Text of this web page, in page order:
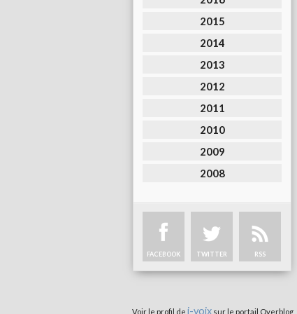
2015
2014
2013
2012
2011
2010
2009
2008
FACEBOOK TWITTER RSS
Voir le profil de i-voixsur le portail Overblog